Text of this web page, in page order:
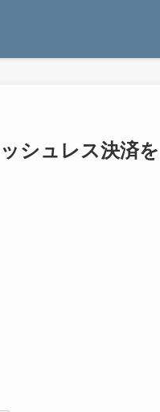
シュレス決済を